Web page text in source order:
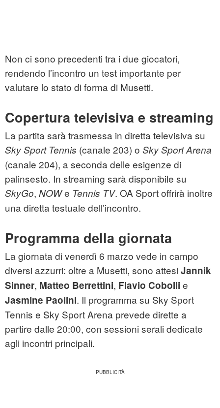
Non ci sono precedenti tra i due giocatori,
rendendo l’incontro un test importante per
valutare lo stato di forma di Musetti.
Copertura televisiva e streaming
La partita sarà trasmessa in diretta televisiva su
Sky Sport Tennis (canale 203) o Sky Sport Arena
(canale 204), a seconda delle esigenze di
palinsesto. In streaming sarà disponibile su
SkyGo, NOWe Tennis TV. OA Sport offrirà inoltre
una diretta testuale dell’incontro.
Programma della giornata
La giornata di venerdì 6 marzo vede in campo
diversi azzurri: oltre a Musetti, sono attesi Jannik
Sinner, Matteo Berrettini, Flavio Cobolli e
Jasmine Paolini. Il programma su Sky Sport
Tennis e Sky Sport Arena prevede dirette a
partire dalle 20:00, con sessioni serali dedicate
agli incontri principali.